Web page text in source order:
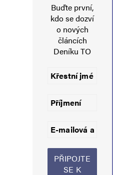
Uložit do prohlížeče jméno, e-
Informujte mě o nových komentářích e-
Alternative:
Buďte první,
kdo se dozví
o nových
článcích
Deníku TO